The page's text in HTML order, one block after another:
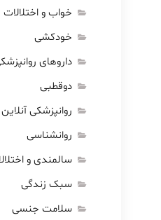
خواب و
خودکشی
داروهای
دوقطبی
روانپزشکی آنلاین
روانشناسی
سالمندی و
سبک زندگی
سلامت جنسی